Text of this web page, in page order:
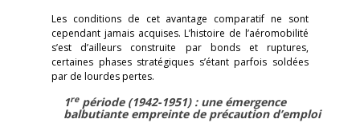
Les conditions de cet avantage comparatif ne sont
cependant jamais acquises. L’histoire de l’aéromobilité
s’est d’ailleurs construite par bonds et ruptures,
certaines phases stratégiques s’étant parfois soldées
par de lourdes pertes.
1repériode (1942-1951) : une émergence
balbutiante empreinte de précaution d’emploi